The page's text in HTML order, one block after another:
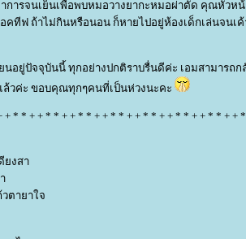
าการจนเย็นเพื่อพบหมอวางยากะหมอผ่าตัด คุณหัว
คทีฟ ถ้าไม่กินหรือนอน ก็หายไปอยู่ห้องเด็กเล่นจนเ
นอยู่ปัจจุบันนี้ ทุกอย่างปกติราบรื่นดีค่ะ เอมสามารถ
ล้วค่ะ ขอบคุณทุกๆคนที่เป็นห่วงนะคะ
+ * * + + * * + + * * + + * * + + * * + + * * + + * * + +
ยงสา
ตายาใจ